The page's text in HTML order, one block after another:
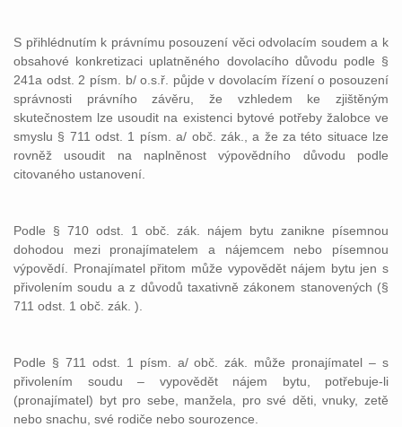
S přihlédnutím k právnímu posouzení věci odvolacím soudem a k
obsahové konkretizaci uplatněného dovolacího důvodu podle §
241a odst. 2 písm. b/ o.s.ř. půjde v dovolacím řízení o posouzení
správnosti právního závěru, že vzhledem ke zjištěným
skutečnostem lze usoudit na existenci bytové potřeby žalobce ve
smyslu § 711 odst. 1 písm. a/ obč. zák., a že za této situace lze
rovněž usoudit na naplněnost výpovědního důvodu podle
citovaného ustanovení.
Podle § 710 odst. 1 obč. zák. nájem bytu zanikne písemnou
dohodou mezi pronajímatelem a nájemcem nebo písemnou
výpovědí. Pronajímatel přitom může vypovědět nájem bytu jen s
přivolením soudu a z důvodů taxativně zákonem stanovených (§
711 odst. 1 obč. zák. ).
Podle § 711 odst. 1 písm. a/ obč. zák. může pronajímatel – s
přivolením soudu – vypovědět nájem bytu, potřebuje-li
(pronajímatel) byt pro sebe, manžela, pro své děti, vnuky, zetě
nebo snachu, své rodiče nebo sourozence.